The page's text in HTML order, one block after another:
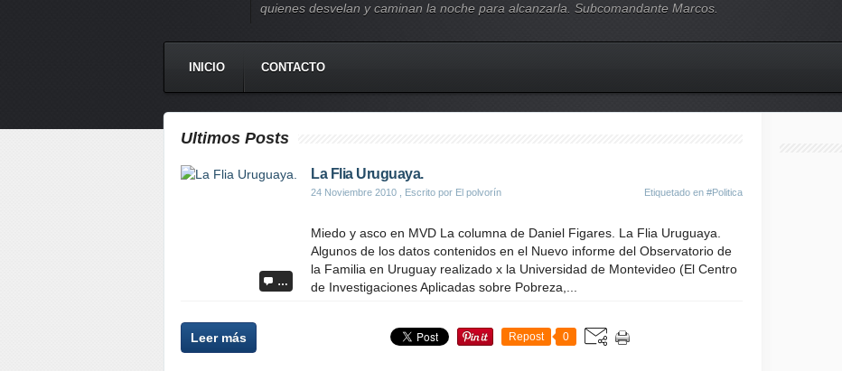
quienes desvelan y caminan la noche para alcanzarla. Subcomandante Marcos.
INICIO CONTACTO
Ultimos Posts
…
La Flia Uruguaya.
24 Noviembre 2010 , Escrito por El polvorín Etiquetado en #Politica
Miedo y asco en MVD La columna de Daniel Figares. La Flia Uruguaya.
Algunos de los datos contenidos en el Nuevo informe del Observatorio de
la Familia en Uruguay realizado x la Universidad de Montevideo (El Centro
de Investigaciones Aplicadas sobre Pobreza,...
Leer más Repost 0